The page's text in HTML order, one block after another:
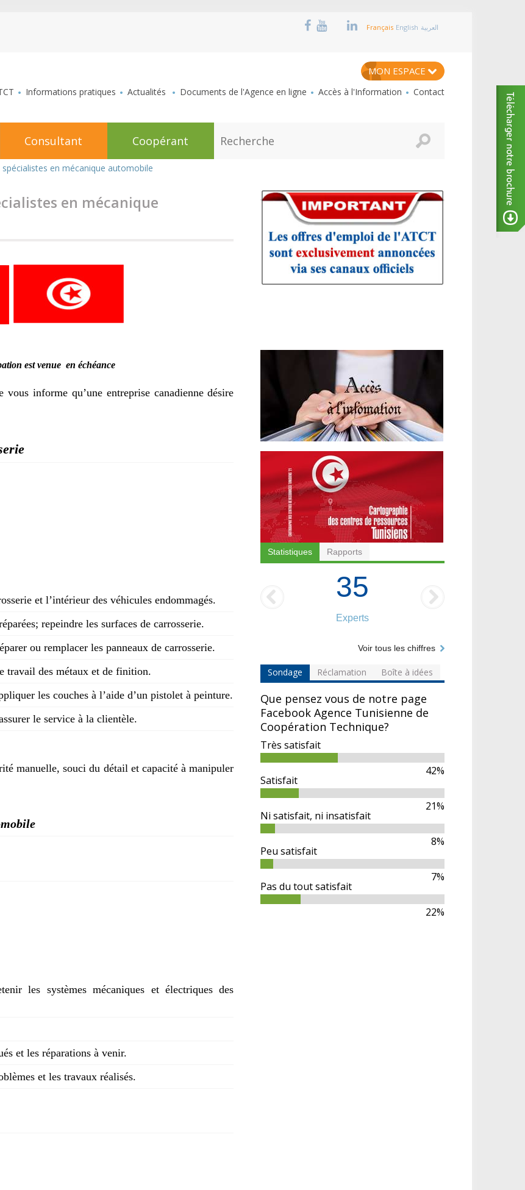
Français English العربية
MON ESPACE
Informations pratiques Actualités Documents de l'Agence en ligne Accès à l'Information Contact
Consultant Coopérant e
en mécanique automobile
en mécanique
est venue en échéance
informe qu’une entreprise canadienne désire
et l’intérieur des véhicules endommagés.
repeindre les surfaces de carrosserie.
ou remplacer les panneaux de carrosserie.
travail des métaux et de finition.
les couches à l’aide d’un pistolet à peinture.
le service à la clientèle.
manuelle, souci du détail et capacité à manipuler
les systèmes mécaniques et électriques des
et les réparations à venir.
et les travaux réalisés.
Statistiques Rapports
35
Experts
Voir tous les chiffres
Sondage Réclamation Boîte à idées
Que pensez vous de notre page
Facebook Agence Tunisienne de
Coopération Technique?
Très satisfait
42%
Satisfait
21%
Ni satisfait, ni insatisfait
8%
Peu satisfait
7%
Pas du tout satisfait
22%